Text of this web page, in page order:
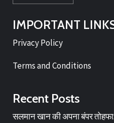
IMPORTANT
Privacy Policy
Terms and Conditions
Recent Posts
सलमान खान की अपना बंपर